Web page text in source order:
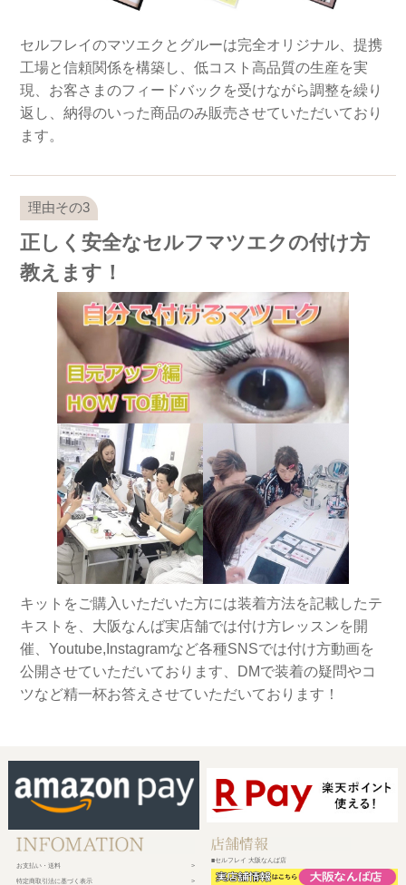
セルフレイのマツエクとグルーは完全オリジナル、提携
工場と信頼関係を構築し、低コスト高品質の生産を実
現、お客さまのフィードバックを受けながら調整を繰り
返し、納得のいった商品のみ販売させていただいており
ます。
正しく安全なセルフマツエクの付け方
教えます！
キットをご購入いただいた方には装着方法を記載したテ
キストを、大阪なんば実店舗では付け方レッスンを開
催、Youtube,Instagramなど各種SNSでは付け方動画を
公開させていただいております、DMで装着の疑問やコ
ツなど精一杯お答えさせていただいております！
お支払い・送料
特定商取引法に基づく表示
■セルフレイ 大阪なんば店